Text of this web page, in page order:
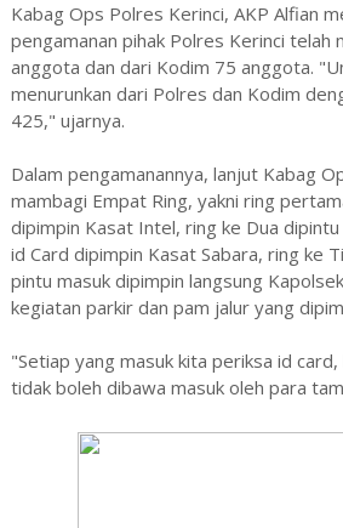
Kabag Ops Polres Kerinci, AKP Alfian
pengamanan pihak Polres Kerinci telah
anggota dan dari Kodim 75 anggota.
menurunkan dari Polres dan Kodim
425," ujarnya.
Dalam pengamanannya, lanjut Kabag
mambagi Empat Ring, yakni ring
dipimpin Kasat Intel, ring ke Dua
id Card dipimpin Kasat Sabara, ring ke
pintu masuk dipimpin langsung
kegiatan parkir dan pam jalur yang
"Setiap yang masuk kita periksa id
tidak boleh dibawa masuk oleh para